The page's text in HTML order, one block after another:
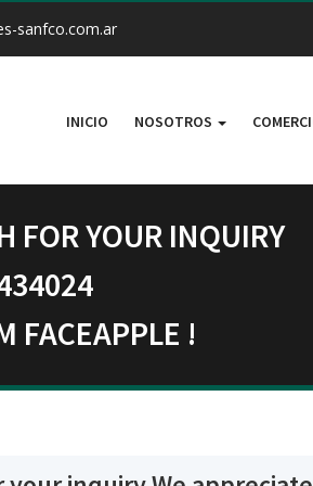
sanfco.com.ar
INICIO NOSOTROS
FOR YOUR INQUIRY
FACEAPPLE !